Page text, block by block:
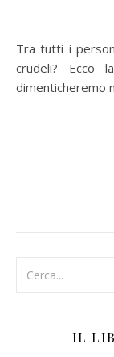
Tra tutti i personaggi cattivi dei film, quali sono quelli più
crudeli? Ecco
dimenticheremo
IL